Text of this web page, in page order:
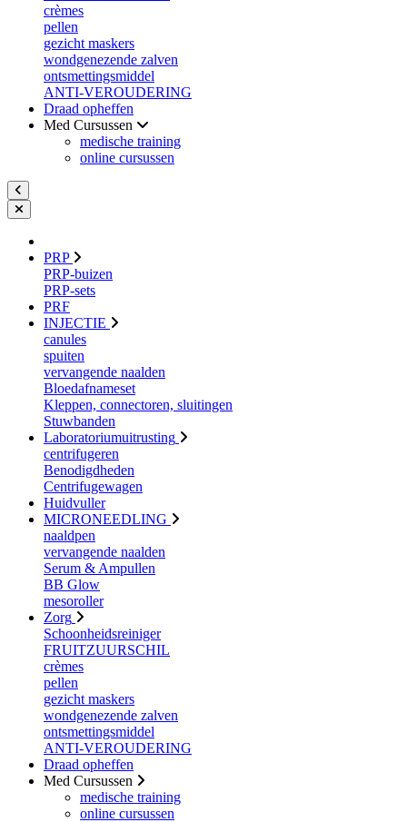
crèmes
pellen
gezicht maskers
wondgenezende zalven
ontsmettingsmiddel
ANTI-VEROUDERING
Draad opheffen
Med Cursussen
medische training
online cursussen
PRP
PRP-buizen
PRP-sets
PRF
INJECTIE
canules
spuiten
vervangende naalden
Bloedafnameset
Kleppen, connectoren, sluitingen
Stuwbanden
Laboratoriumuitrusting
centrifugeren
Benodigdheden
Centrifugewagen
Huidvuller
MICRONEEDLING
naaldpen
vervangende naalden
Serum & Ampullen
BB Glow
mesoroller
Zorg
Schoonheidsreiniger
FRUITZUURSCHIL
crèmes
pellen
gezicht maskers
wondgenezende zalven
ontsmettingsmiddel
ANTI-VEROUDERING
Draad opheffen
Med Cursussen
medische training
online cursussen